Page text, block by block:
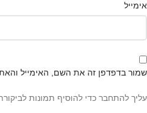
אימייל
שמור בדפדפן זה את השם, האימייל
עליך להתחבר כדי להוסיף תמונות